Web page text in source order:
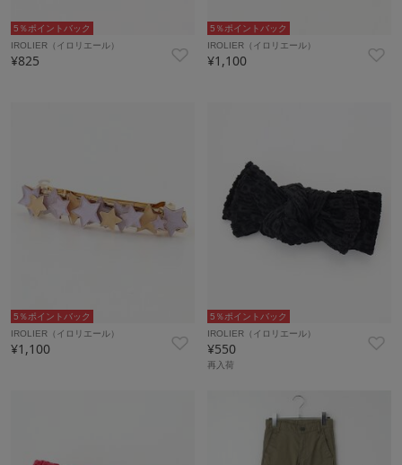
5％ポイントバック
IROLIER（イロリエール）
¥825
5％ポイントバック
IROLIER（イロリエール）
¥1,100
5％ポイントバック
IROLIER（イロリエール）
¥1,100
5％ポイントバック
IROLIER（イロリエール）
¥550
再入荷